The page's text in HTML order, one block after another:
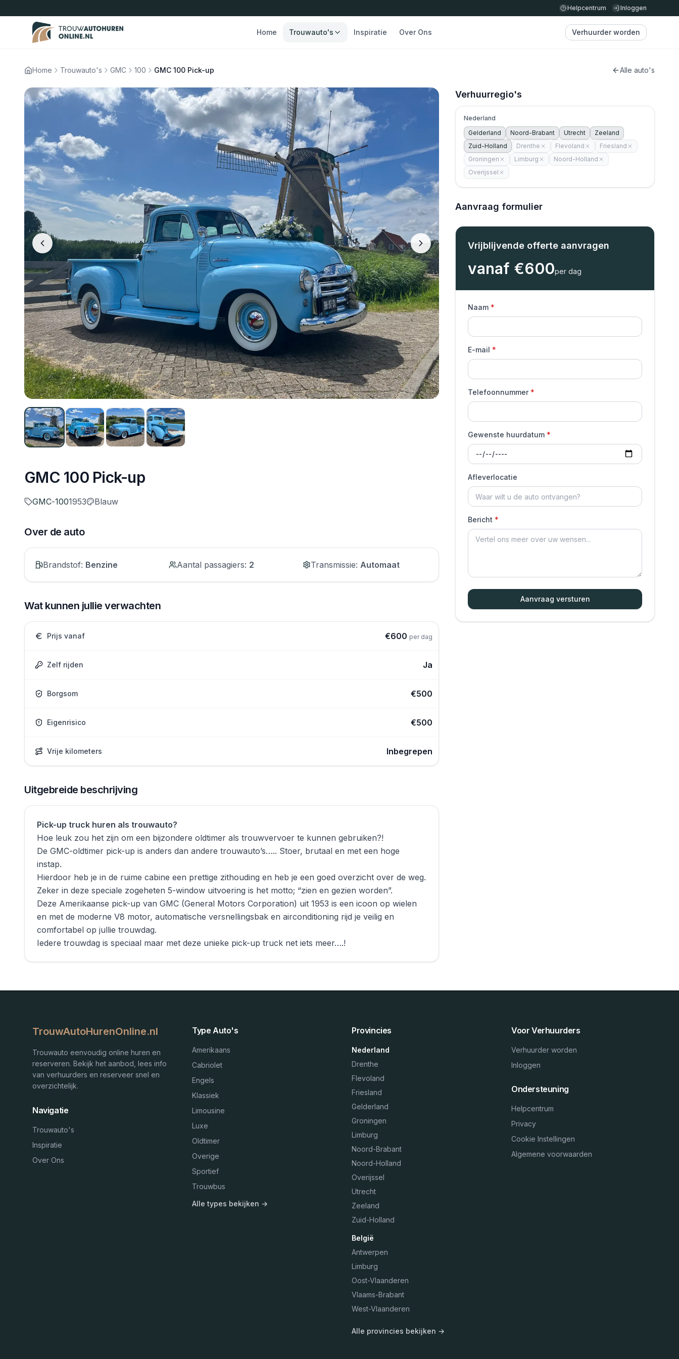
Helpcentrum Inloggen
Home Trouwauto's Inspiratie Over Ons Verhuurder worden
Home Trouwauto's GMC 100 GMC 100 Pick-up Alle auto's
GMC 100 Pick-up
GMC-1001953 Blauw
Over de auto
Brandstof: Benzine Aantal passagiers: 2 Transmissie: Automaat
Wat kunnen jullie verwachten
Prijs vanaf €600 per dag
Zelf rijden Ja
Borgsom €500
Eigenrisico €500
Vrije kilometers Inbegrepen
Uitgebreide beschrijving
Pick-up truck huren als trouwauto?
Hoe leuk zou het zijn om een bijzondere oldtimer als trouwvervoer te kunnen gebruiken?!
De GMC-oldtimer pick-up is anders dan andere trouwauto’s….. Stoer, brutaal en met een hoge
instap.
Hierdoor heb je in de ruime cabine een prettige zithouding en heb je een goed overzicht over de weg.
Zeker in deze speciale zogeheten 5-window uitvoering is het motto; “zien en gezien worden”.
Deze Amerikaanse pick-up van GMC (General Motors Corporation) uit 1953 is een icoon op wielen
en met de moderne V8 motor, automatische versnellingsbak en airconditioning rijd je veilig en
comfortabel op jullie trouwdag.
Iedere trouwdag is speciaal maar met deze unieke pick-up truck net iets meer….!
Verhuurregio's
Nederland
Gelderland
Noord-Brabant Utrecht
Zeeland
Zuid-Holland
Drenthe Flevoland
Friesland
Groningen
Limburg
Noord-Holland
Overijssel
Aanvraag formulier
Vrijblijvende offerte aanvragen
vanaf €600per dag
Naam
E-mail
Telefoonnummer
Gewenste huurdatum
Afleverlocatie
Bericht
Aanvraag versturen
TrouwAutoHurenOnline.nl
Trouwauto eenvoudig online huren en
reserveren. Bekijk het aanbod, lees info
van verhuurders en reserveer snel en
overzichtelijk.
Navigatie
Trouwauto's
Inspiratie
Over Ons
Type Auto's
Amerikaans
Cabriolet
Engels
Klassiek
Limousine
Luxe
Oldtimer
Overige
Sportief
Trouwbus
Alle types bekijken →
Provincies
Nederland
Drenthe
Flevoland
Friesland
Gelderland
Groningen
Limburg
Noord-Brabant
Noord-Holland
Overijssel
Utrecht
Zeeland
Zuid-Holland
België
Antwerpen
Limburg
Oost-Vlaanderen
Vlaams-Brabant
West-Vlaanderen
Alle provincies bekijken →
Voor Verhuurders
Verhuurder worden
Inloggen
Ondersteuning
Helpcentrum
Privacy
Cookie Instellingen
Algemene voorwaarden